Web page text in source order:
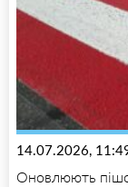
14.07.2026,
Оновлюють